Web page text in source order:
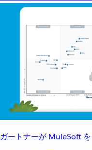
ガートナーが MuleSoft